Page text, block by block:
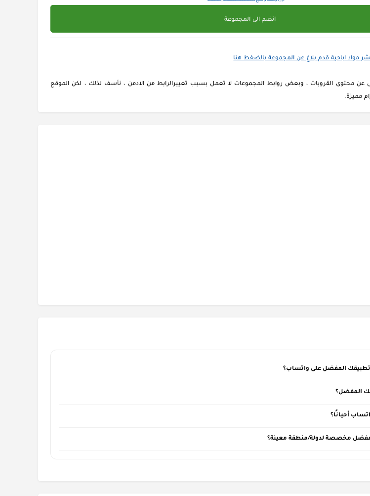
انضم الى المجموعة
مواد اباحية قدم بلاغ عن المجموعة بالضغط هنا
محتوى القروبات ، وبعض روابط المجموعات لا تعمل بسبب تغييرالرابط من الادمن ، نأسف لذلك ، لكن الموقع
مميزة.
المفضل على واتساب؟
المفضل؟
أحيانًا؟
مخصصة لدولة/منطقة معينة؟